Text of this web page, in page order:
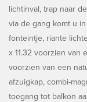
lichtinval, trap naar
via de gang komt u
fonteintje, riante
x 11.32 voorzien van
voorzien van een
afzuigkap, combi-
toegang tot balkon